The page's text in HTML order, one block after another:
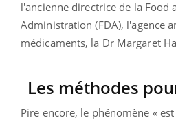
l'ancienne directrice de la Food
Administration (FDA), l'agence
médicaments, la Dr Margaret
Les méthodes
Pire encore, le phénomène «